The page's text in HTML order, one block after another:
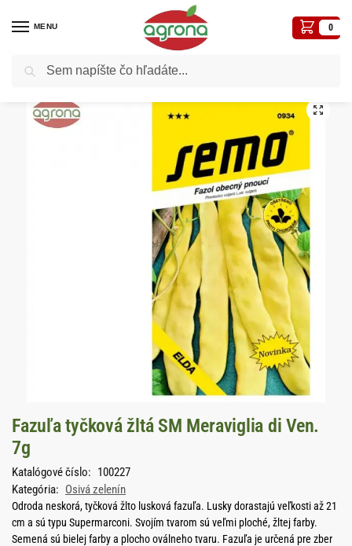
MENU 0
Domov Semená - osivá / Osivá zelenín
Fazuľa tyčková žltá SM Meraviglia di Ven.
7g
Katalógové číslo: 100227
Kategória: Osivá zelenín
Odroda neskorá, tyčková žlto lusková fazuľa. Lusky dorastajú veľkosti až 21
cm a sú typu Supermarconi. Svojím tvarom sú veľmi ploché, žltej farby.
Semená sú bielej farby a plocho oválneho tvaru. Fazuľa je určená pre zber